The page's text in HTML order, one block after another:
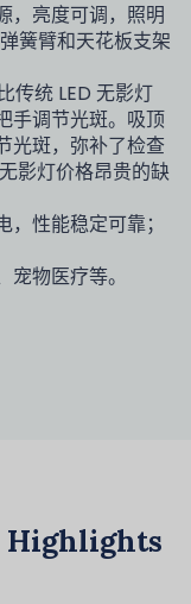
，亮度可调，照明
簧臂和天花板支架
传统 LED 无影灯
手调节光斑。吸顶
光斑，弥补了检查
影灯价格昂贵的缺
性能稳定可靠；
物医疗等。
Highlights